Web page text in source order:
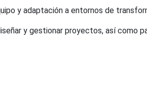
y adaptación a entornos de
y gestionar proyectos, así como